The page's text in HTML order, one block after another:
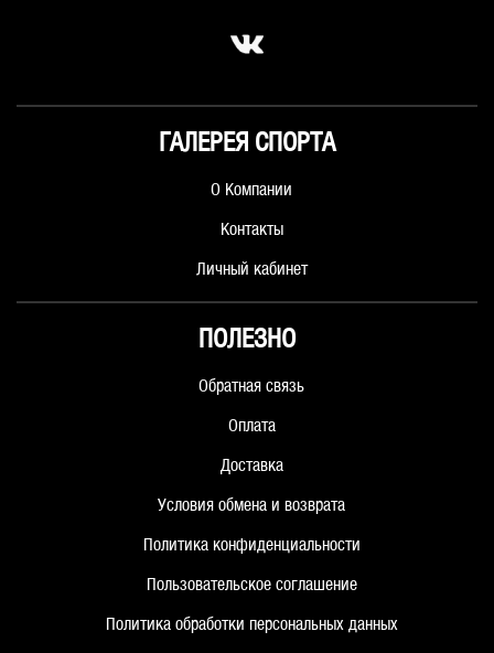
ГАЛЕРЕЯ СПОРТА
О Компании
Контакты
Личный кабинет
ПОЛЕЗНО
Обратная связь
Оплата
Доставка
Условия обмена и возврата
Политика конфиденциальности
Пользовательское соглашение
Политика обработки персональных данных